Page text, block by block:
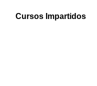
Cursos Impartidos